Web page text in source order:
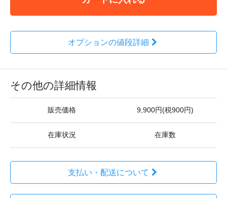
オプションの値段詳細
その他の詳細情報
販売価格 9,900円(税900円)
在庫状況 在庫数
支払い・配送について